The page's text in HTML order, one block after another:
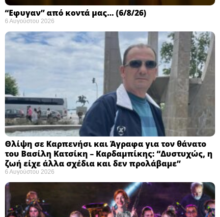
“Εφυγαν” από κοντά μας… (6/8/26)
6 Αυγούστου 2026
Θλίψη σε Καρπενήσι και Άγραφα για τον θάνατο
του Βασίλη Κατσίκη – Καρδαμπίκης: “Δυστυχώς, η
ζωή είχε άλλα σχέδια και δεν προλάβαμε”
6 Αυγούστου 2026